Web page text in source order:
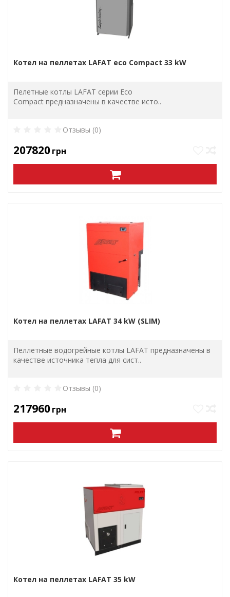
Котел на пеллетах LAFAT eco Compact 33 kW
Пелетные котлы LAFAT серии Eco
Compact предназначены в качестве исто..
Отзывы (0)
207820грн
Котел на пеллетах LAFAT 34 kW (SLIM)
Пеллетные водогрейные котлы LAFAT предназначены в
качестве источника тепла для сист..
Отзывы (0)
217960грн
Котел на пеллетах LAFAT 35 kW